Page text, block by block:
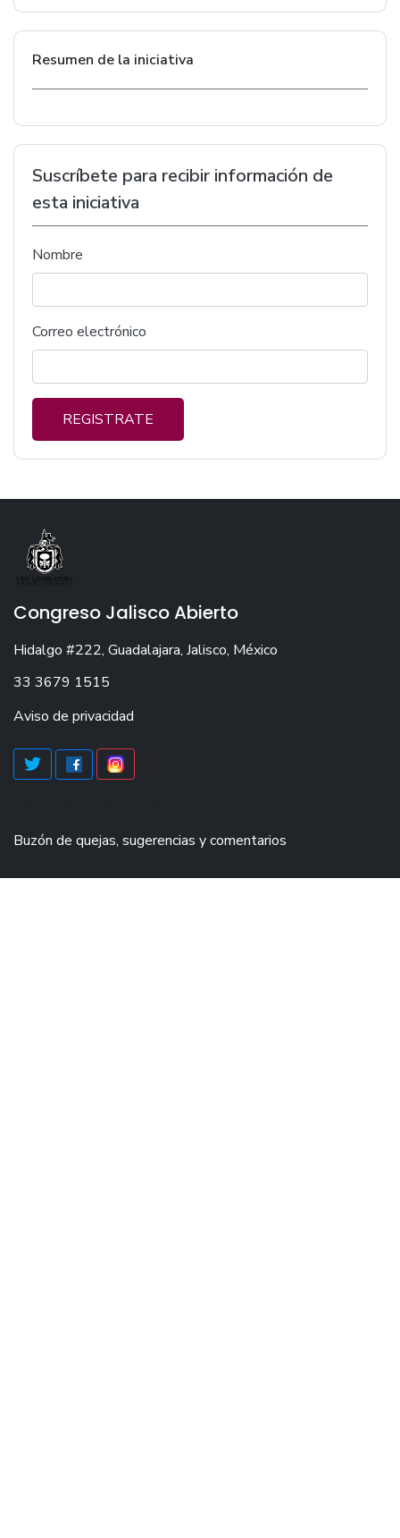
Resumen de la iniciativa
Suscríbete para recibir información de
esta iniciativa
Nombre
Correo electrónico
REGISTRATE
Congreso Jalisco Abierto
Hidalgo #222, Guadalajara, Jalisco, México
33 3679 1515
Aviso de privacidad
Buzón de quejas, sugerencias y comentarios